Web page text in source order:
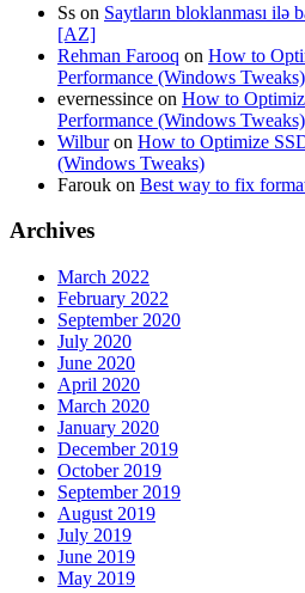
Ss on Saytların bloklanması
[AZ]
Rehman Farooq on How to
Performance (Windows Tweaks)
evernessince on How to
Performance (Windows Tweaks)
Wilburon How to Optimize
(Windows Tweaks)
Farouk on Best way to fix
Archives
March 2022
February 2022
September 2020
July 2020
June 2020
April 2020
March 2020
January 2020
December 2019
October 2019
September 2019
August 2019
July 2019
June 2019
May 2019